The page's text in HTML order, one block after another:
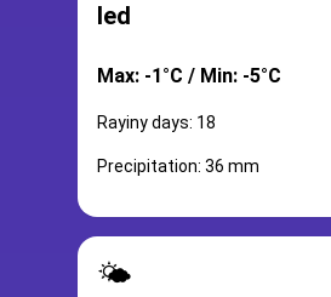
led
Max: -1°C / Min: -5°C
Rayiny days: 18
Precipitation: 36 mm
🌤️